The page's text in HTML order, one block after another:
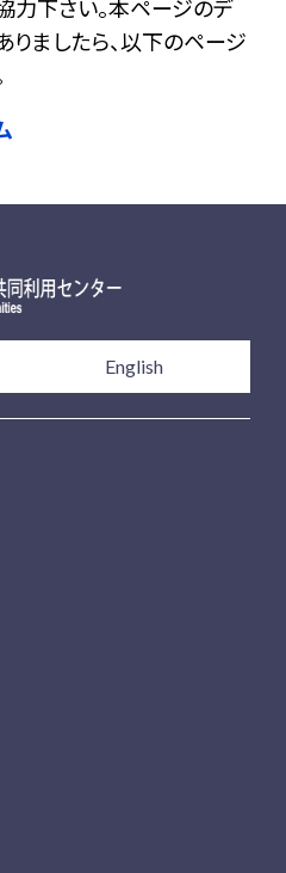
力下さい。本ページのデ
ましたら、以下のページ
English